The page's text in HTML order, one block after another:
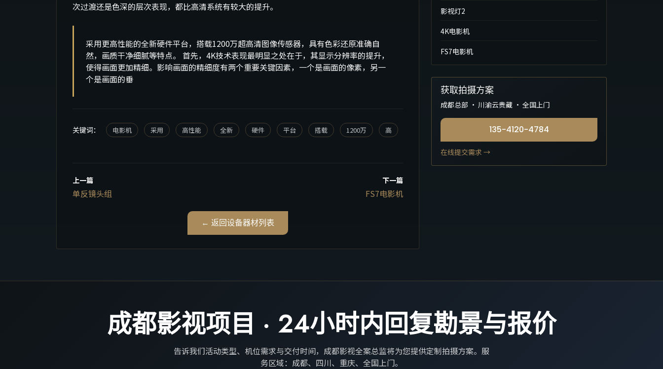
次过渡还是色深的层次表现，都比高清系统有较大的提升。
采用更高性能的全新硬件平台，搭载1200万超高清图像传感器，具有色彩还原准确自
然，画质干净细腻等特点。 首先，4K技术表现最明显之处在于，其显示分辨率的提升，
使得画面更加精细。影响画面的精细度有两个重要关键因素，一个是画面的像素，另一
个是画面的垂
关键词： 电影机 采用 高性能 全新 硬件 平台 搭载 1200万 高
上一篇
单反镜头组
下一篇
FS7电影机
← 返回设备器材列表
影视灯2
4K电影机
FS7电影机
获取拍摄方案
成都总部 · 川渝云贵藏 · 全国上门
135-4120-4784
在线提交需求 →
成都影视项目 · 24小时内回复勘景与报价
告诉我们活动类型、机位需求与交付时间，成都影视全案总监将为您提供定制拍摄方案。服
务区域：成都、四川、重庆、全国上门。